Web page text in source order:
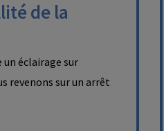
de la
un éclairage sur
revenons sur un arrêt